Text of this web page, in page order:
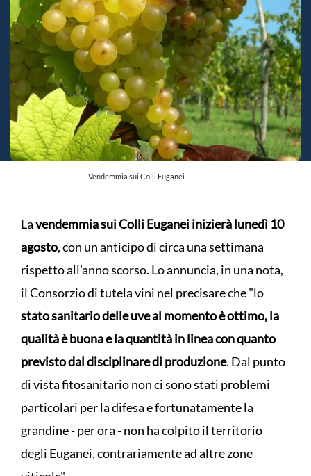
Vendemmia sui Colli Euganei
Lavendemmia sui Colli Euganei inizierà lunedì 10
agosto, con un anticipo di circa una settimana
rispetto all'anno scorso. Lo annuncia, in una nota,
il Consorzio di tutela vini nel precisare che "lo
stato sanitario delle uve al momento è ottimo, la
qualità è buona e la quantità in linea con quanto
previsto dal disciplinare di produzione. Dal punto
di vista fitosanitario non ci sono stati problemi
particolari per la difesa e fortunatamente la
grandine - per ora - non ha colpito il territorio
degli Euganei, contrariamente ad altre zone